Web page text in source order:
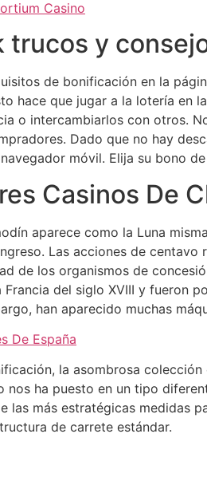
Casino
trucos y
de bonificación en la
hace que jugar a la lotería en
o intercambiarlos con otros.
Dado que no hay
móvil. Elija su bono
Casinos De
aparece como la Luna
Las acciones de centavo
de los organismos de
Francia del siglo XVIII y fueron
han aparecido muchas
De España
la asombrosa
nos ha puesto en un tipo
las más estratégicas medidas
de carrete estándar.